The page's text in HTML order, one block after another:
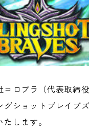
コロプラ（代表取締
グショットブレイ
たします。